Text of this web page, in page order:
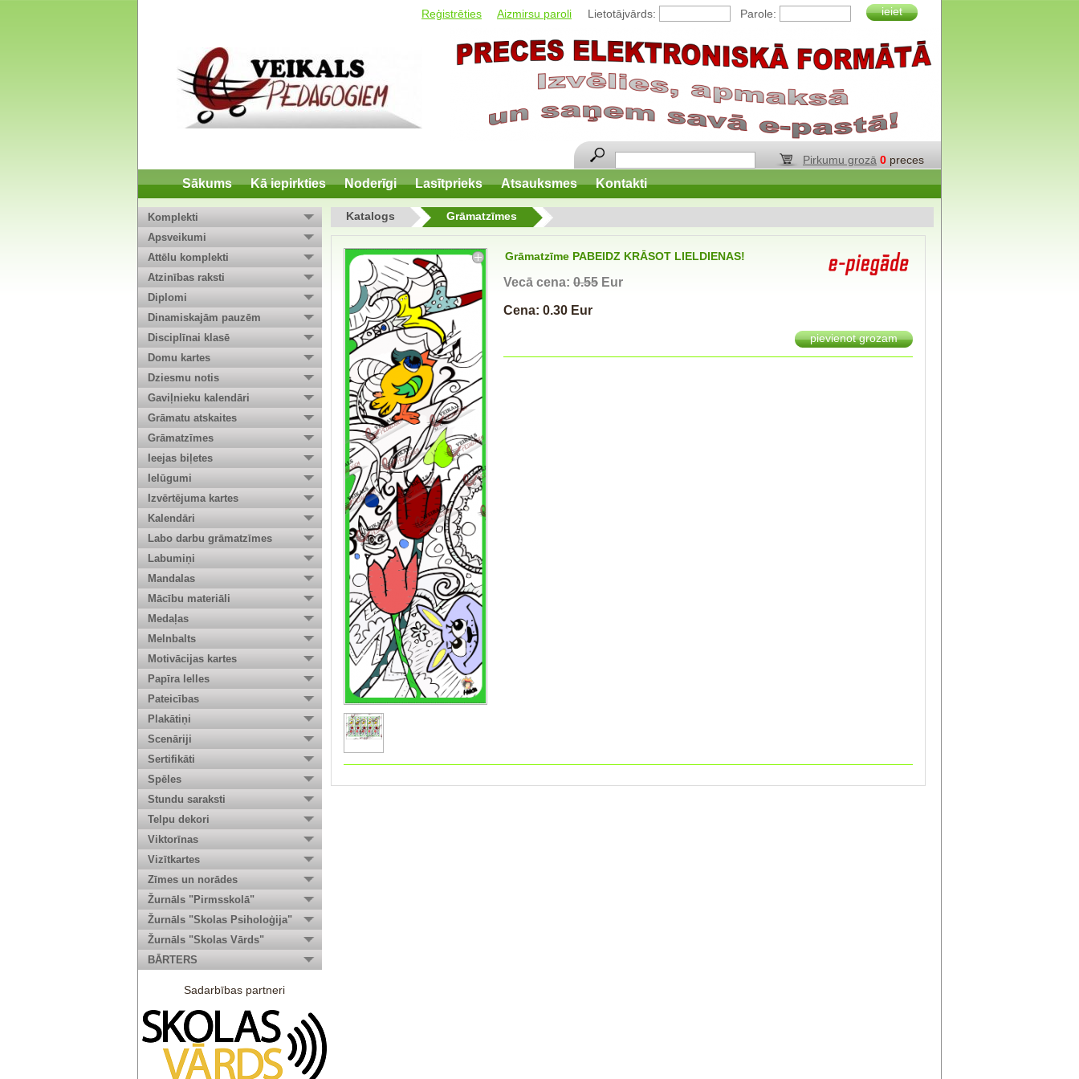
Reģistrēties Aizmirsu paroli Lietotājvārds: Parole: ieiet
Pirkumu grozā 0 preces
Sākums Kā iepirkties Noderīgi Lasītprieks Atsauksmes Kontakti
Komplekti
Apsveikumi
Attēlu komplekti
Atzinības raksti
Diplomi
Dinamiskajām pauzēm
Disciplīnai klasē
Domu kartes
Dziesmu notis
Gaviļnieku kalendāri
Grāmatu atskaites
Grāmatzīmes
Ieejas biļetes
Ielūgumi
Izvērtējuma kartes
Kalendāri
Labo darbu grāmatzīmes
Labumiņi
Mandalas
Mācību materiāli
Medaļas
Melnbalts
Motivācijas kartes
Papīra lelles
Pateicības
Plakātiņi
Scenāriji
Sertifikāti
Spēles
Stundu saraksti
Telpu dekori
Viktorīnas
Vizītkartes
Zīmes un norādes
Žurnāls "Pirmsskolā"
Žurnāls "Skolas Psiholoģija"
Žurnāls "Skolas Vārds"
BĀRTERS
Sadarbības partneri
Katalogs Grāmatzīmes
Grāmatzīme PABEIDZ KRĀSOT LIELDIENAS!
Vecā cena: 0.55 Eur
Cena: 0.30 Eur
pievienot grozam